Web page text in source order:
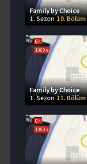
Family by Choice
1. Sezon10. Bölüm
1080p
Family by Choice
1. Sezon11. Bölüm
1080p